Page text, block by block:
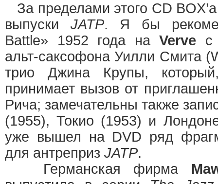
За пределами этого CD
выпуски JATP. Я бы
Battle» 1952 года наVerve с
альт-саксофона Уилли Смита
трио Джина Крупы,
принимает вызов от
Рича; замечательны также
(1955), Токио (1953) и
уже вышел на DVD ряд
для антреприз JATP.
Германская фирма